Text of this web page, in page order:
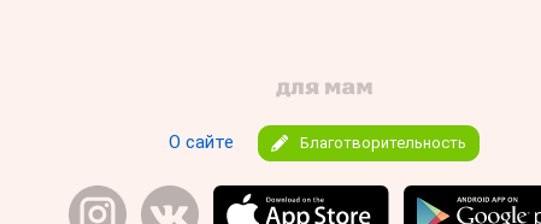
О сайте Благотворительность